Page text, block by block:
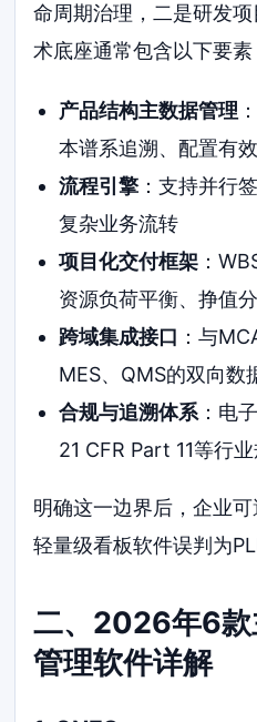
命周期治理，二是研发
术底座通常包含以下要素
产品结构主数据管理
本谱系追溯、配置有
流程引擎：支持并行
复杂业务流转
项目化交付框架：
资源负荷平衡、挣值
跨域集成接口 ：与
MES、QMS的双向数
合规与追溯体系：电
21 CFR Part 11等行
明确这一边界后，企业
轻量级看板软件误判为
二、2026年6款
管理软件详解